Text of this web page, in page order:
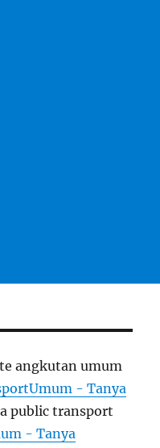
angkutan umum
- Tanya
public transport
- Tanya